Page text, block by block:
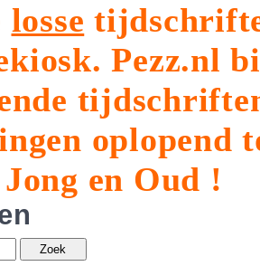
losse
Pezz.nl
oplopend
en Oud !
Zoek